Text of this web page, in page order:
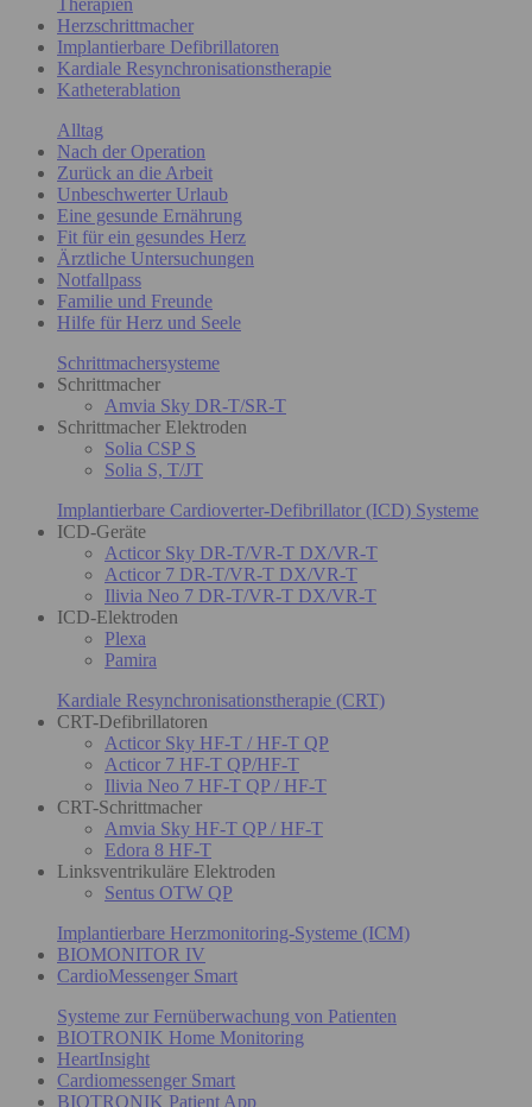
Herzschrittmacher
Implantierbare Defibrillatoren
Kardiale Resynchronisationstherapie
Katheterablation
Alltag
Nach der Operation
Zurück an die Arbeit
Unbeschwerter Urlaub
Eine gesunde Ernährung
Fit für ein gesundes Herz
Ärztliche Untersuchungen
Notfallpass
Familie und Freunde
Hilfe für Herz und Seele
Schrittmachersysteme
Schrittmacher
Amvia Sky DR-T/SR-T
Schrittmacher Elektroden
Solia CSP S
Solia S, T/JT
Implantierbare Cardioverter-Defibrillator (ICD) Systeme
ICD-Geräte
Acticor Sky DR-T/VR-T DX/VR-T
Acticor 7 DR-T/VR-T DX/VR-T
Ilivia Neo 7 DR-T/VR-T DX/VR-T
ICD-Elektroden
Plexa
Pamira
Kardiale Resynchronisationstherapie (CRT)
CRT-Defibrillatoren
Acticor Sky HF-T / HF-T QP
Acticor 7 HF-T QP/HF-T
Ilivia Neo 7 HF-T QP / HF-T
CRT-Schrittmacher
Amvia Sky HF-T QP / HF-T
Edora 8 HF-T
Linksventrikuläre Elektroden
Sentus OTW QP
Implantierbare Herzmonitoring-Systeme (ICM)
BIOMONITOR IV
CardioMessenger Smart
Systeme zur Fernüberwachung von Patienten
BIOTRONIK Home Monitoring
HeartInsight
Cardiomessenger Smart
BIOTRONIK Patient App